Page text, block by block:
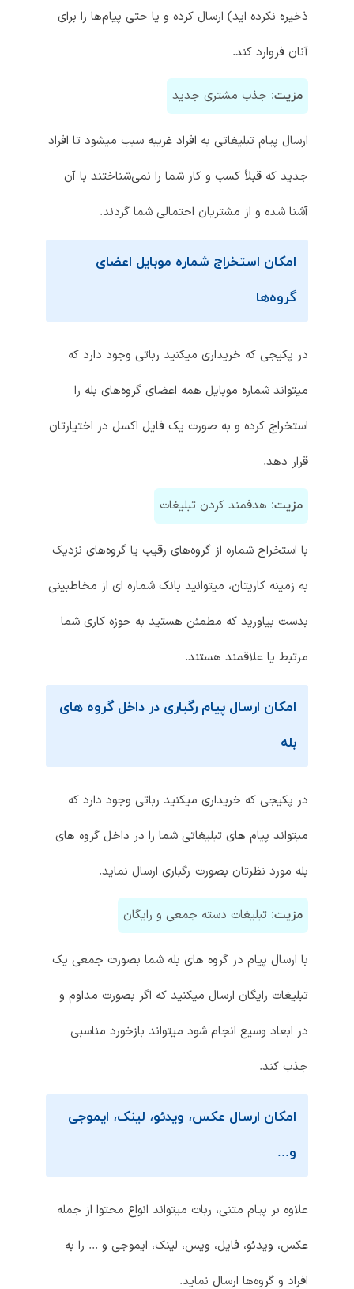
ذخیره نکرده اید) ارسال کرده و یا حتی پیام‌ها را برای
آنان فروارد کند.
مزیت:جذب مشتری جدید
ارسال پیام تبلیغاتی به افراد غریبه سبب میشود تا افراد
جدید که قبلاً کسب و کار شما را نمی‌شناختند با آن
آشنا شده و از مشتریان احتمالی شما گردند.
امکان استخراج شماره موبایل اعضای
گروه‌ها
در پکیجی که خریداری میکنید رباتی وجود دارد که
میتواند شماره موبایل همه اعضای گروه‌‌های بله را
استخراج کرده و به صورت یک فایل اکسل در اختیارتان
قرار دهد.
مزیت:هدفمند کردن تبلیغات
با استخراج شماره از گروه‌های رقیب یا گروه‌های نزدیک
به زمینه کاریتان، میتوانید بانک شماره ای از مخاطبینی
بدست بیاورید که مطمئن هستید به حوزه کاری شما
مرتبط یا علاقمند هستند.
امکان ارسال پیام رگباری در داخل گروه های
بله
در پکیجی که خریداری میکنید رباتی وجود دارد که
میتواند پیام های تبلیغاتی شما را در داخل گروه های
بله مورد نظرتان بصورت رگباری ارسال نماید.
مزیت:تبلیغات دسته جمعی و رایگان
با ارسال پیام در گروه های بله شما بصورت جمعی یک
تبلیغات رایگان ارسال میکنید که اگر بصورت مداوم و
در ابعاد وسیع انجام شود میتواند بازخورد مناسبی
جذب کند.
امکان ارسال عکس، ویدئو، لینک، ایموجی
و...
علاوه بر پیام متنی، ربات میتواند انواع محتوا از جمله
عکس، ویدئو، فایل، ویس، لینک، ایموجی و ... را به
افراد و گروه‌ها ارسال نماید.